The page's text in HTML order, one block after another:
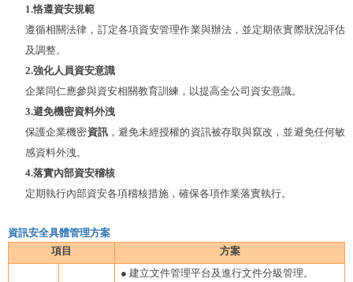
1.恪遵資安規範
遵循相關法律，訂定各項資安管理作業與辦法，並定期依實際狀況評估
及調整。
2.強化人員資安意識
企業同仁應參與資安相關教育訓練，以提高全公司資安意識。
3.避免機密資料外洩
保護企業機密資訊，避免未經授權的資訊被存取與竄改，並避免任何敏
感資料外洩。
4.落實內部資安稽核
定期執行內部資安各項稽核措施，確保各項作業落實執行。
資訊安全具體管理方案
項目
方案
● 建立文件管理平台及進行文件分級管理。